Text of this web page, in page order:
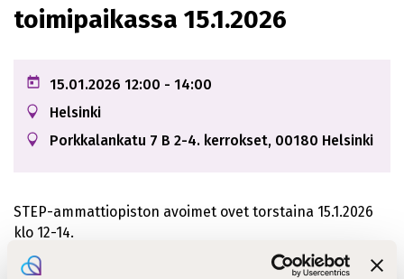
toimipaikassa 15.1.2026
15.01.2026 12:00 - 14:00
Helsinki
Porkkalankatu 7 B 2-4. kerrokset, 00180 Helsinki
STEP-ammattiopiston avoimet ovet torstaina 15.1.2026
klo 12-14.
Kutsumme vieraaksemme kaikkia STEP-